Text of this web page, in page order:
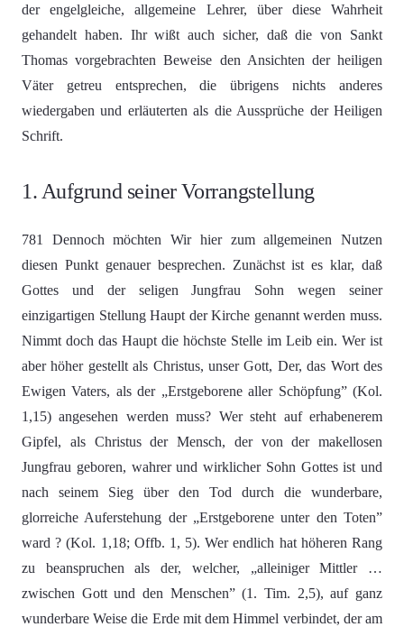
der engelgleiche, allgemeine Lehrer, über diese Wahrheit
gehandelt haben. Ihr wißt auch sicher, daß die von Sankt
Thomas vorgebrachten Beweise den Ansichten der heiligen
Väter getreu entsprechen, die übrigens nichts anderes
wiedergaben und erläuterten als die Aussprüche der Heiligen
Schrift.
1. Aufgrund seiner Vorrangstellung
781 Dennoch möchten Wir hier zum allgemeinen Nutzen
diesen Punkt genauer besprechen. Zunächst ist es klar, daß
Gottes und der seligen Jungfrau Sohn wegen seiner
einzigartigen Stellung Haupt der Kirche genannt werden muss.
Nimmt doch das Haupt die höchste Stelle im Leib ein. Wer ist
aber höher gestellt als Christus, unser Gott, Der, das Wort des
Ewigen Vaters, als der „Erstgeborene aller Schöpfung” (Kol.
1,15) angesehen werden muss? Wer steht auf erhabenerem
Gipfel, als Christus der Mensch, der von der makellosen
Jungfrau geboren, wahrer und wirklicher Sohn Gottes ist und
nach seinem Sieg über den Tod durch die wunderbare,
glorreiche Auferstehung der „Erstgeborene unter den Toten”
ward ? (Kol. 1,18; Offb. 1, 5). Wer endlich hat höheren Rang
zu beanspruchen als der, welcher, „alleiniger Mittler …
zwischen Gott und den Menschen” (1. Tim. 2,5), auf ganz
wunderbare Weise die Erde mit dem Himmel verbindet, der am